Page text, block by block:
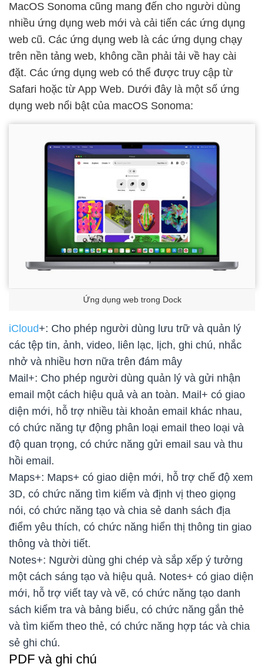
MacOS Sonoma cũng mang đến cho người dùng
nhiều ứng dụng web mới và cải tiến các ứng dụng
web cũ. Các ứng dụng web là các ứng dụng chạy
trên nền tảng web, không cần phải tải về hay cài
đặt. Các ứng dụng web có thể được truy cập từ
Safari hoặc từ App Web. Dưới đây là một số ứng
dụng web nổi bật của macOS Sonoma:
Ứng dụng web trong Dock
iCloud+: Cho phép người dùng lưu trữ và quản lý
các tệp tin, ảnh, video, liên lạc, lịch, ghi chú, nhắc
nhở và nhiều hơn nữa trên đám mây
Mail+: Cho phép người dùng quản lý và gửi nhận
email một cách hiệu quả và an toàn. Mail+ có giao
diện mới, hỗ trợ nhiều tài khoản email khác nhau,
có chức năng tự động phân loại email theo loại và
độ quan trọng, có chức năng gửi email sau và thu
hồi email.
Maps+: Maps+ có giao diện mới, hỗ trợ chế độ xem
3D, có chức năng tìm kiếm và định vị theo giọng
nói, có chức năng tạo và chia sẻ danh sách địa
điểm yêu thích, có chức năng hiển thị thông tin giao
thông và thời tiết.
Notes+: Người dùng ghi chép và sắp xếp ý tưởng
một cách sáng tạo và hiệu quả. Notes+ có giao diện
mới, hỗ trợ viết tay và vẽ, có chức năng tạo danh
sách kiểm tra và bảng biểu, có chức năng gắn thẻ
và tìm kiếm theo thẻ, có chức năng hợp tác và chia
sẻ ghi chú.
PDF và ghi chú